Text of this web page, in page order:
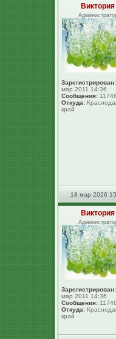
Виктория
Зарегистрирован:
мар 2011 14:36
Сообщения: 11746
Откуда:
край
18 мар 2026
Виктория
Зарегистрирован:
мар 2011 14:36
Сообщения: 11746
Откуда:
край